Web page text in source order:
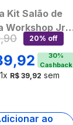
Kit Salão de
Workshop Jr
-
,90 20% off
,92 30%
Cashback
1x R$ 39 92 sem
ao